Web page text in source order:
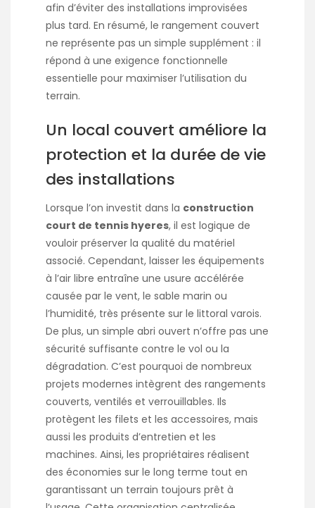
afin d’éviter des installations improvisées
plus tard. En résumé, le rangement couvert
ne représente pas un simple supplément : il
répond à une exigence fonctionnelle
essentielle pour maximiser l’utilisation du
terrain.
Un local couvert améliore la
protection et la durée de vie
des installations
Lorsque l’on investit dans la construction
court de tennis hyeres, il est logique de
vouloir préserver la qualité du matériel
associé. Cependant, laisser les équipements
à l’air libre entraîne une usure accélérée
causée par le vent, le sable marin ou
l’humidité, très présente sur le littoral varois.
De plus, un simple abri ouvert n’offre pas une
sécurité suffisante contre le vol ou la
dégradation. C’est pourquoi de nombreux
projets modernes intègrent des rangements
couverts, ventilés et verrouillables. Ils
protègent les filets et les accessoires, mais
aussi les produits d’entretien et les
machines. Ainsi, les propriétaires réalisent
des économies sur le long terme tout en
garantissant un terrain toujours prêt à